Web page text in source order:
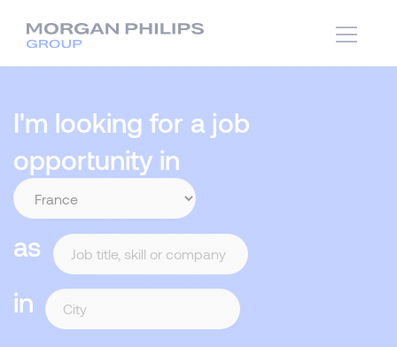
I'm looking for a job
opportunity in
as
in